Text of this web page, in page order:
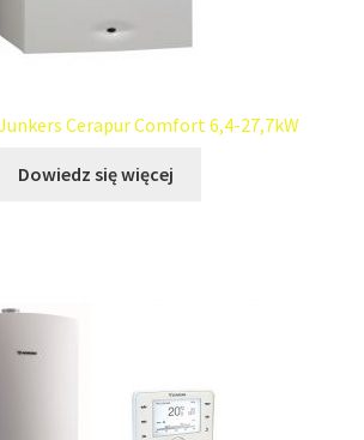
Cerapur Comfort 6,4-27,7kW
Dowiedz się więcej